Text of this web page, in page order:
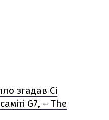
згадав Сі
G7, – The